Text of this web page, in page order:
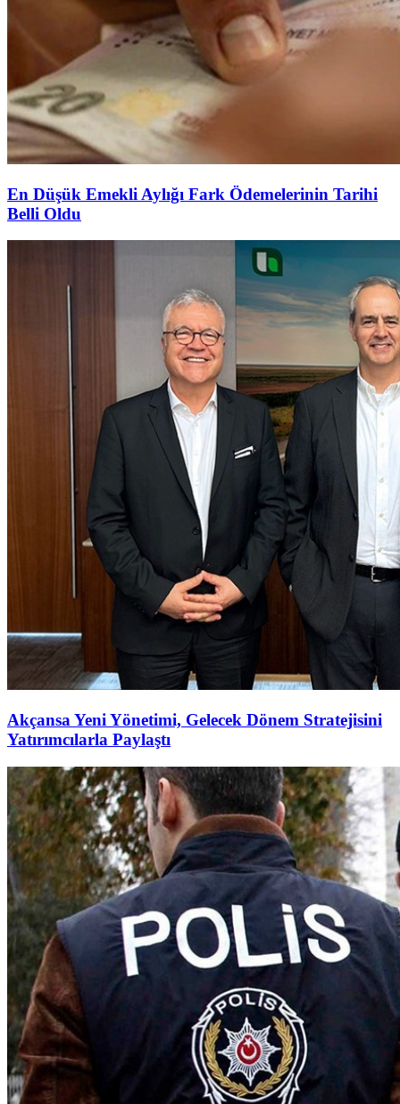
En Düşük Emekli Aylığı Fark Ödemelerinin Tarihi
Belli Oldu
Akçansa Yeni Yönetimi, Gelecek Dönem Stratejisini
Yatırımcılarla Paylaştı